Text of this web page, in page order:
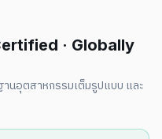
· Globally
นอุตสาหกรรมเต็มรูปแบบ และ